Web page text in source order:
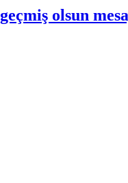
olsun